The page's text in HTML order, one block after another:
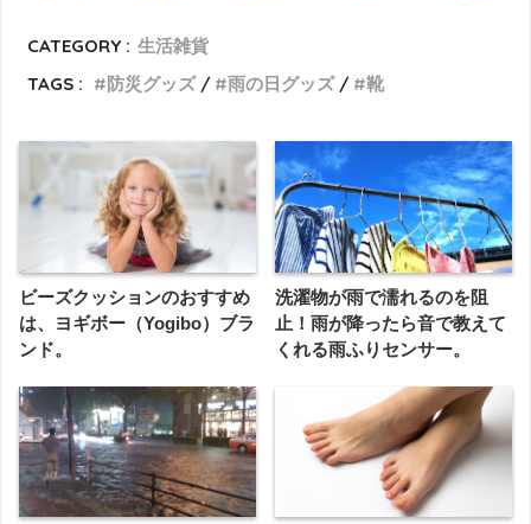
CATEGORY : 生活雑貨
TAGS :
防災グッズ 雨の日グッズ 靴
ビーズクッションのおすすめ
は、ヨギボー（Yogibo）ブラ
ンド。
洗濯物が雨で濡れるのを阻
止！雨が降ったら音で教えて
くれる雨ふりセンサー。